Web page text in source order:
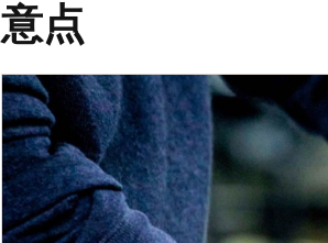
意点